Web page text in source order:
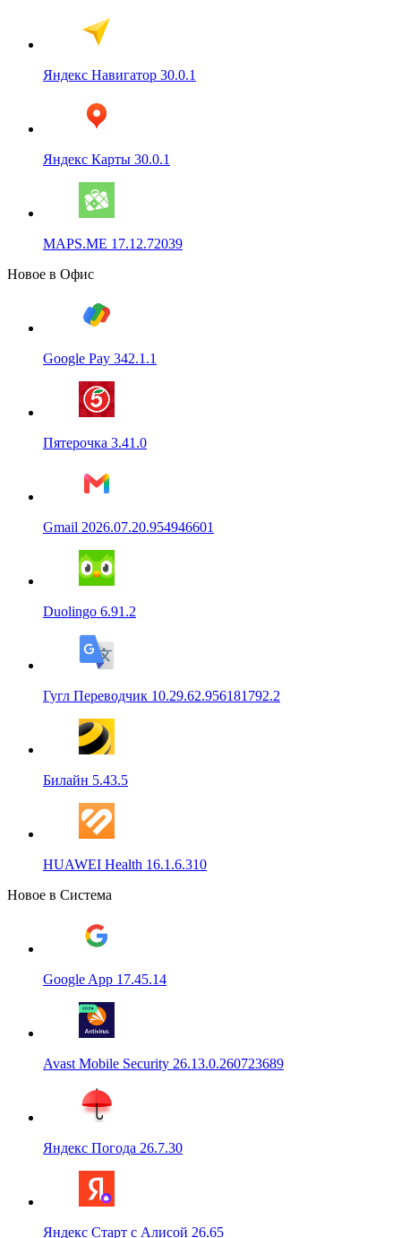
Яндекс Навигатор 30.0.1
Яндекс Карты 30.0.1
MAPS.ME 17.12.72039
Новое в Офис
Google Pay 342.1.1
Пятерочка 3.41.0
Gmail 2026.07.20.954946601
Duolingo 6.91.2
Гугл Переводчик 10.29.62.956181792.2
Билайн 5.43.5
HUAWEI Health 16.1.6.310
Новое в Система
Google App 17.45.14
Avast Mobile Security 26.13.0.260723689
Яндекс Погода 26.7.30
Яндекс Старт с Алисой 26.65